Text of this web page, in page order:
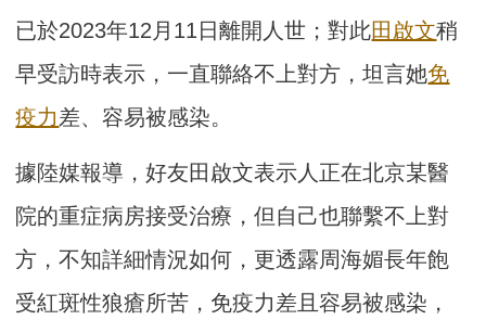
已於2023年12月11日離開人世；對此田啟文稍
早受訪時表示，一直聯絡不上對方，坦言她免
疫力差、容易被感染。
據陸媒報導，好友田啟文表示人正在北京某醫
院的重症病房接受治療，但自己也聯繫不上對
方，不知詳細情況如何，更透露周海媚長年飽
受紅斑性狼瘡所苦，免疫力差且容易被感染，